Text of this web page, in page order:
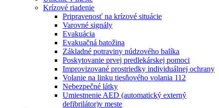
Krízové riadenie
Pripravenosť na krízové situácie
Varovné signály
Evakuácia
Evakuačná batožina
Základné potraviny núdzového balíka
Poskytovanie prvej predlekárskej pomoci
Improvizované prostriedky individuálnej ochrany
Volanie na linku tiesňového volania 112
Nebezpečné látky
Umiestnenie AED (automatický externý
defibrilátor)v meste